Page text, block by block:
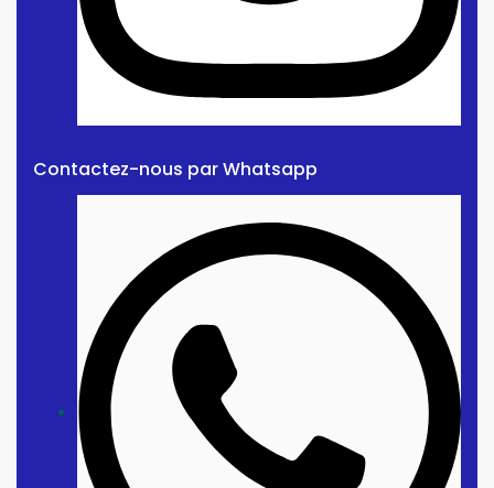
Contactez-nous par Whatsapp